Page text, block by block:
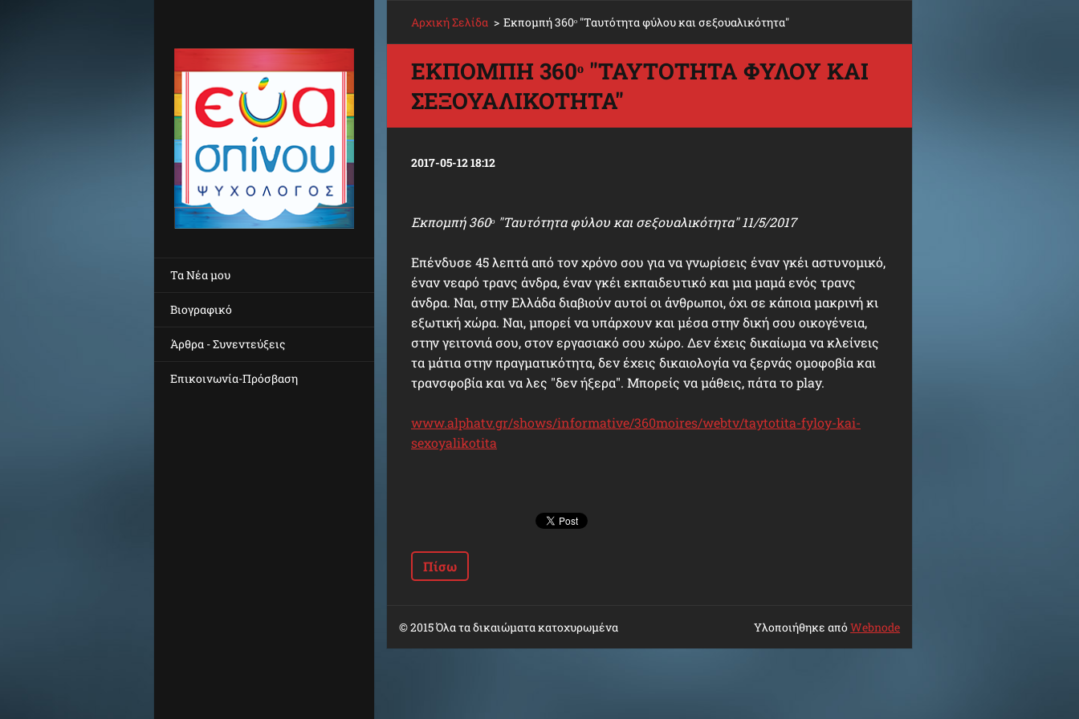
Τα Νέα μου
Βιογραφικό
Άρθρα - Συνεντεύξεις
Επικοινωνία-Πρόσβαση
Αρχική Σελίδα > Εκπομπή 360ᵒ "Ταυτότητα φύλου και σεξουαλικότητα"
ΕΚΠΟΜΠΉ 360ᵒ "ΤΑΥΤΌΤΗΤΑ ΦΎΛΟΥ ΚΑΙ
ΣΕΞΟΥΑΛΙΚΌΤΗΤΑ"
2017-05-12 18:12
Εκπομπή 360ᵒ "Ταυτότητα φύλου και σεξουαλικότητα" 11/5/2017
Επένδυσε 45 λεπτά από τον χρόνο σου για να γνωρίσεις έναν γκέι αστυνομικό,
έναν νεαρό τρανς άνδρα, έναν γκέι εκπαιδευτικό και μια μαμά ενός τρανς
άνδρα. Ναι, στην Ελλάδα διαβιούν αυτοί οι άνθρωποι, όχι σε κάποια μακρινή κι
εξωτική χώρα. Ναι, μπορεί να υπάρχουν και μέσα στην δική σου οικογένεια,
στην γειτονιά σου, στον εργασιακό σου χώρο. Δεν έχεις δικαίωμα να κλείνεις
τα μάτια στην πραγματικότητα, δεν έχεις δικαιολογία να ξερνάς ομοφοβία και
τρανσφοβία και να λες "δεν ήξερα". Μπορείς να μάθεις, πάτα το play.
www.alphatv.gr/shows/informative/360moires/webtv/taytotita-fyloy-kai-
sexoyalikotita
Πίσω
© 2015 Όλα τα δικαιώματα κατοχυρωμένα Υλοποιήθηκε απόWebnode